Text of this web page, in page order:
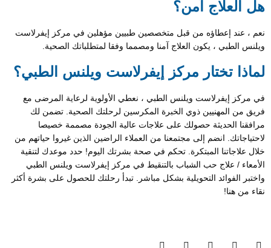
هل العلاج آمن؟
نعم ، عند إعطاؤه من قبل متخصصين طبيين مؤهلين في مركز إيفرلاست
ويلنس الطبي ، يكون العلاج آمنا ومصمما وفقا لمتطلباتك الصحية.
لماذا تختار مركز إيفرلاست ويلنس الطبي؟
في مركز إيفرلاست ويلنس الطبي ، نعطي الأولوية لرعاية المرضى مع
فريق من المهنيين ذوي الخبرة المكرسين لرحلتك الصحية. تضمن لك
مرافقنا الحديثة حصولك على علاجات عالية الجودة مصممة خصيصا
لاحتياجاتك. انضم إلى مجتمعنا من العملاء الراضين الذين غيروا حياتهم من
خلال علاجاتنا المبتكرة. تحكم في صحة بشرتك اليوم! حدد موعدك لتنقية
الأمعاء / علاج حب الشباب بالتنقيط في مركز إيفرلاست ويلنس الطبي
واختبر الفوائد التحويلية بشكل مباشر. تبدأ رحلتك للحصول على بشرة أكثر
نقاء من هنا!